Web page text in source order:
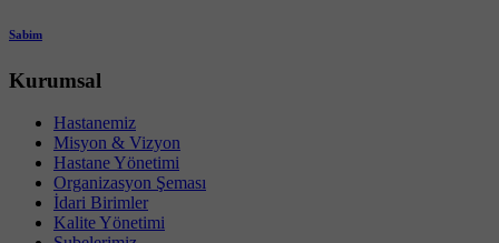
Sabim
Kurumsal
Hastanemiz
Misyon & Vizyon
Hastane Yönetimi
Organizasyon Şeması
İdari Birimler
Kalite Yönetimi